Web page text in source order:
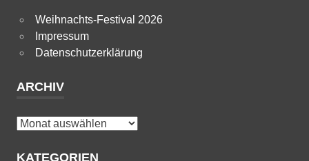
Weihnachts-Festival 2026
Impressum
Datenschutzerklärung
ARCHIV
Archiv
KATEGORIEN